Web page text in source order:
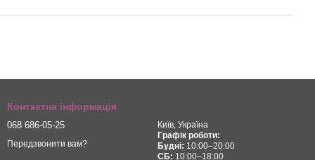
Контактна інформація
068 686-05-25
Передзвонити вам?
Київ, Україна
Графік роботи:
Будні: 10:00–20:00
СБ: 10:00–18:00